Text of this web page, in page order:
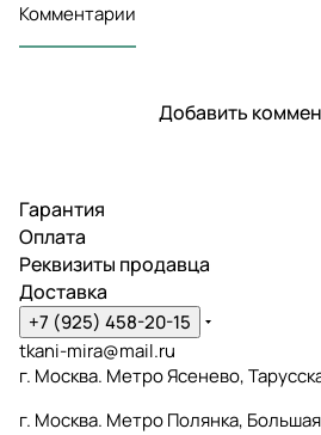
Комментарии
Добавить
Гарантия
Оплата
Реквизиты продавца
Доставка
+7 (925) 458-20-15
tkani-mira@mail.ru
г. Москва. Метро Ясенево,
г. Москва. Метро Полянка,